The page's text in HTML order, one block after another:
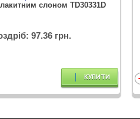
слоном TD30331D
97.36 грн.
КУПИТИ